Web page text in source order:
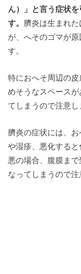
ん）」と言う症状
す。 臍炎は生まれ
が、へそのゴマが
す。
特におへそ周辺の
めそうなスペース
てしまうので注意し
臍炎の症状には、
や湿疹、悪化する
悪の場合、腹膜ま
なってしまうので注